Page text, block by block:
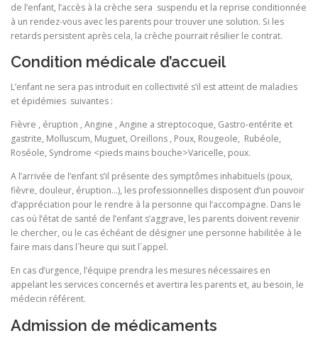
de l’enfant, l’accès à la crèche sera suspendu et la reprise conditionnée
à un rendez-vous avec les parents pour trouver une solution. Si les
retards persistent après cela, la crèche pourrait résilier le contrat.
Condition médicale d’accueil
L’enfant ne sera pas introduit en collectivité s’il est atteint de maladies
et épidémies suivantes :
Fièvre , éruption , Angine , Angine a streptocoque, Gastro-entérite et
gastrite, Molluscum, Muguet, Oreillons , Poux, Rougeole, Rubéole,
Roséole, Syndrome <pieds mains bouche>Varicelle, poux.
A l’arrivée de l’enfant s’il présente des symptômes inhabituels (poux,
fièvre, douleur, éruption…), les professionnelles disposent d’un pouvoir
d’appréciation pour le rendre à la personne qui l’accompagne. Dans le
cas où l’état de santé de l’enfant s’aggrave, les parents doivent revenir
le chercher, ou le cas échéant de désigner une personne habilitée à le
faire mais dans l´heure qui suit l´appel.
En cas d’urgence, l’équipe prendra les mesures nécessaires en
appelant les services concernés et avertira les parents et, au besoin, le
médecin référent.
Admission de médicaments